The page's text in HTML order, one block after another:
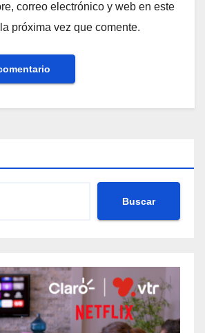
correo electrónico y web en este
próxima vez que comente.
Buscar